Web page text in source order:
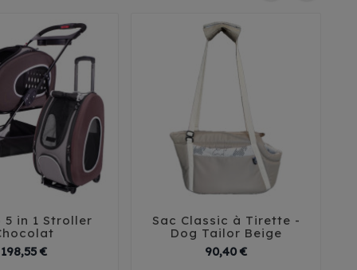
 
5 in 1 Stroller
198,55 €Prix
  
Sac Classic à Tirette -
Dog Tailor Beige
90,40 €Prix